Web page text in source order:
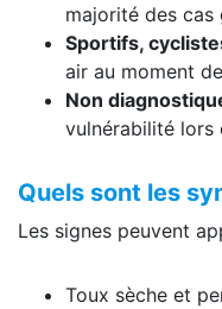
majorité des cas
Sportifs,
air au moment de
Non
vulnérabilité lors
Quels sont les
Les signes peuvent
Toux sèche et